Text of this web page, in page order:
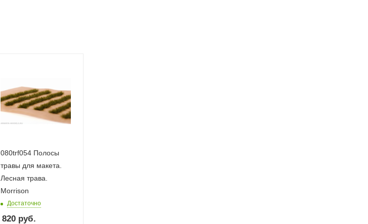
080trf054 Полосы
травы для макета.
Лесная трава.
Morrison
Достаточно
820 руб.